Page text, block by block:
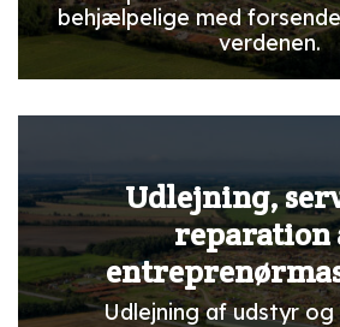
behjælpelige med
verdenen.
Udlejning,
reparation
Udlejning af udstyr og